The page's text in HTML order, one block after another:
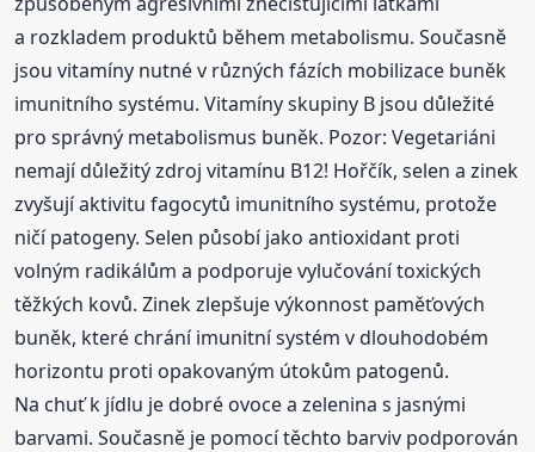
a rozkladem produktů během metabolismu. Současně
jsou vitamíny nutné v různých fázích mobilizace buněk
imunitního systému. Vitamíny skupiny B jsou důležité
pro správný metabolismus buněk. Pozor: Vegetariáni
nemají důležitý zdroj vitamínu B12! Hořčík, selen a zinek
zvyšují aktivitu fagocytů imunitního systému, protože
ničí patogeny. Selen působí jako antioxidant proti
volným radikálům a podporuje vylučování toxických
těžkých kovů. Zinek zlepšuje výkonnost paměťových
buněk, které chrání imunitní systém v dlouhodobém
horizontu proti opakovaným útokům patogenů.
Na chuť k jídlu je dobré ovoce a zelenina s jasnými
barvami. Současně je pomocí těchto barviv podporován